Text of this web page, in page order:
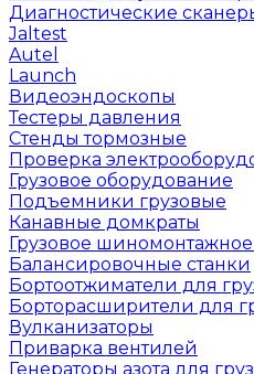
Диагностические
Jaltest
Autel
Launch
Видеоэндоскопы
Тестеры давления
Стенды тормозные
Проверка
Грузовое оборудование
Подъемники грузовые
Канавные домкраты
Грузовое
Балансировочные станки
Бортоотжиматели для
Борторасширители для
Вулканизаторы
Приварка вентилей
Генераторы азота для